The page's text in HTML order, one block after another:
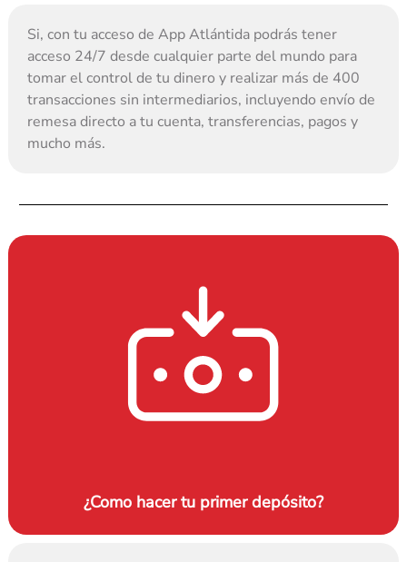
Si, con tu acceso de App Atlántida podrás tener
acceso 24/7 desde cualquier parte del mundo para
tomar el control de tu dinero y realizar más de 400
transacciones sin intermediarios, incluyendo envío de
remesa directo a tu cuenta, transferencias, pagos y
mucho más.
¿Como hacer tu primer depósito?